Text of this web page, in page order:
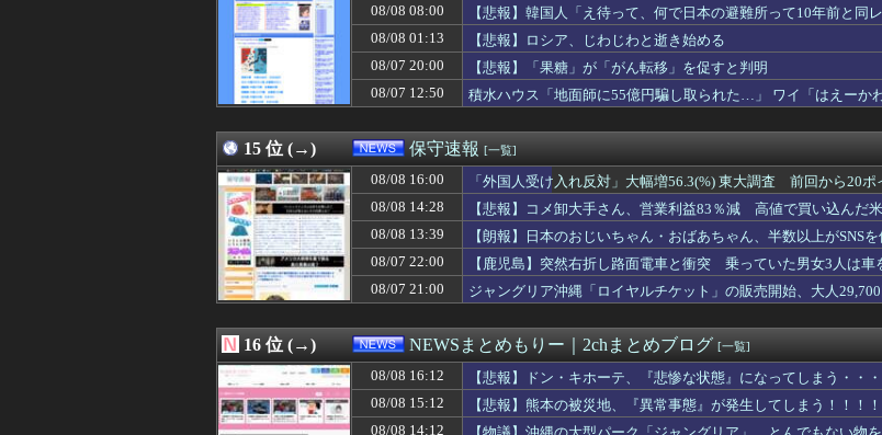
08/08 16:01
ChatGPTでコミュ障って治せる？？？
08/08 16:01
高市総理「物価上昇を上回る賃上げを日本に定着させる」 →国家公務員月給
08/08 16:01
【衝撃】34歳ニート、『エロ漫画』で人生逆転
08/08 16:01
【PC電源】いったい誰に見せるためにそんな所にLCD付けるのかな
08/08 16:01
お前らがメイドイン韓国で認めてるもの 「キムチ」あと3つは？
08/08 16:00
旦那に崖から突き落とされた結果………
08/08 16:00
熊本地震で居酒屋から温泉が湧き出るwwwwwwww
08/08 08:00
【悲報】韓国人「え待って、何で日本の避難所って10年前と同
08/08 01:13
【悲報】ロシア、じわじわと逝き始める
08/07 20:00
【悲報】「果糖」が「がん転移」を促すと判明
08/07 12:50
積水ハウス「地面師に55億円騙し取られた…」 ワイ「はえーか
15 位 (→) 保守速報 [一覧]
08/08 16:00
「外国人受け入れ反対」大幅増56.3(%) 東大調査 前回から20ポ
08/08 14:28
【悲報】コメ卸大手さん、営業利益83％減 高値で買い込んだ
08/08 13:39
【朗報】日本のおじいちゃん・おばあちゃん、半数以上がSNS
08/07 22:00
【鹿児島】突然右折し路面電車と衝突 乗っていた男女3人は車
08/07 21:00
ジャングリア沖縄「ロイヤルチケット」の販売開始、大人
16 位 (→) NEWSまとめもりー｜2chまとめブログ [一覧]
08/08 16:12
【悲報】ドン・キホーテ、『悲惨な状態』になってしまう・・・
08/08 15:12
【悲報】熊本の被災地、『異常事態』が発生してしまう！！！！
08/08 14:12